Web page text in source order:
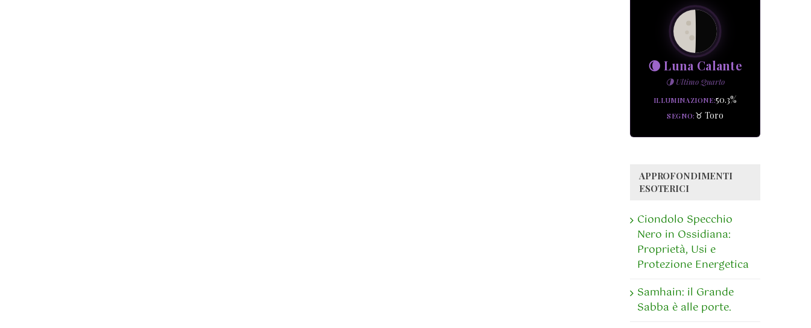
🌘 Luna Calante
🌗 Ultimo Quarto
ILLUMINAZIONE 50.3%
SEGNO ♉ Toro
APPROFONDIMENTI
ESOTERICI
Ciondolo Specchio
Nero in Ossidiana:
Proprietà, Usi e
Protezione Energetica
Samhain: il Grande
Sabba è alle porte.